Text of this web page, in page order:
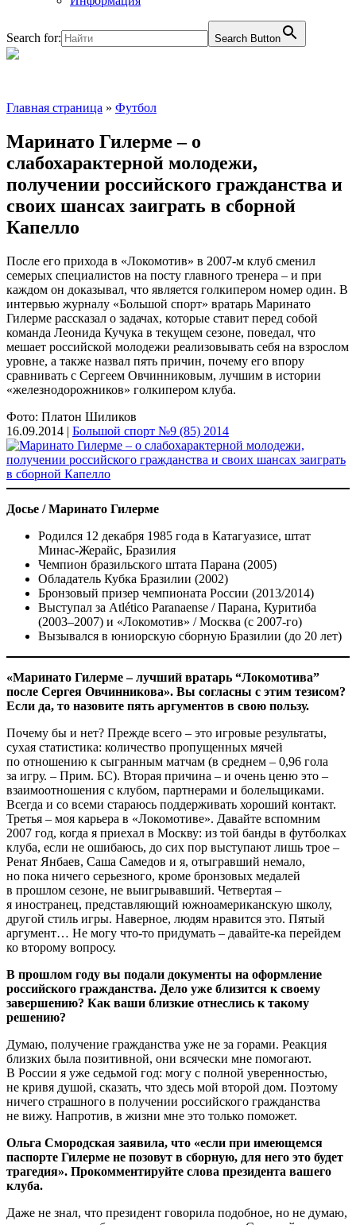
Search for: Search Button
Главная страница » Футбол
Маринато Гилерме – о
слабохарактерной молодежи,
получении российского гражданства и
своих шансах заиграть в сборной
Капелло
После его прихода в «Локомотив» в 2007-м клуб сменил
семерых специалистов на посту главного тренера – и при
каждом он доказывал, что является голкипером номер один. В
интервью журналу «Большой спорт» вратарь Маринато
Гилерме рассказал о задачах, которые ставит перед собой
команда Леонида Кучука в текущем сезоне, поведал, что
мешает российской молодежи реализовывать себя на взрослом
уровне, а также назвал пять причин, почему его впору
сравнивать с Сергеем Овчинниковым, лучшим в истории
«железнодорожников» голкипером клуба.
Фото: Платон Шиликов
16.09.2014 | Большой спорт №9 (85) 2014
Досье / Маринато Гилерме
Родился 12 декабря 1985 года в Катагуазисе, штат
Минас-Жерайс, Бразилия
Чемпион бразильского штата Парана (2005)
Обладатель Кубка Бразилии (2002)
Бронзовый призер чемпионата России (2013/2014)
Выступал за Atlético Paranaense / Парана, Куритиба
(2003–2007) и «Локомотив» / Москва (с 2007-го)
Вызывался в юниорскую сборную Бразилии (до 20 лет)
«Маринато Гилерме – лучший вратарь “Локомотива”
после Сергея Овчинникова». Вы согласны с этим тезисом?
Если да, то назовите пять аргументов в свою пользу.
Почему бы и нет? Прежде всего – это игровые результаты,
сухая статистика: количество пропущенных мячей
по отношению к сыгранным матчам (в среднем – 0,96 гола
за игру. – Прим. БС). Вторая причина – и очень ценю это –
взаимоотношения с клубом, партнерами и болельщиками.
Всегда и со всеми стараюсь поддерживать хороший контакт.
Третья – моя карьера в «Локомотиве». Давайте вспомним
2007 год, когда я приехал в Москву: из той банды в футболках
клуба, если не ошибаюсь, до сих пор выступают лишь трое –
Ренат Янбаев, Саша Самедов и я, отыгравший немало,
но пока ничего серьезного, кроме бронзовых медалей
в прошлом сезоне, не выигрывавший. Четвертая –
я иностранец, представляющий южноамериканскую школу,
другой стиль игры. Наверное, людям нравится это. Пятый
аргумент… Не могу что-то придумать – давайте-ка перейдем
ко второму вопросу.
В прошлом году вы подали документы на оформление
российского гражданства. Дело уже близится к своему
завершению? Как ваши близкие отнеслись к такому
решению?
Думаю, получение гражданства уже не за горами. Реакция
близких была позитивной, они всячески мне помогают.
В России я уже седьмой год: могу с полной уверенностью,
не кривя душой, сказать, что здесь мой второй дом. Поэтому
ничего страшного в получении российского гражданства
не вижу. Напротив, в жизни мне это только поможет.
Ольга Смородская заявила, что «если при имеющемся
паспорте Гилерме не позовут в сборную, для него это будет
трагедия». Прокомментируйте слова президента вашего
клуба.
Даже не знал, что президент говорила подобное, но не думаю,